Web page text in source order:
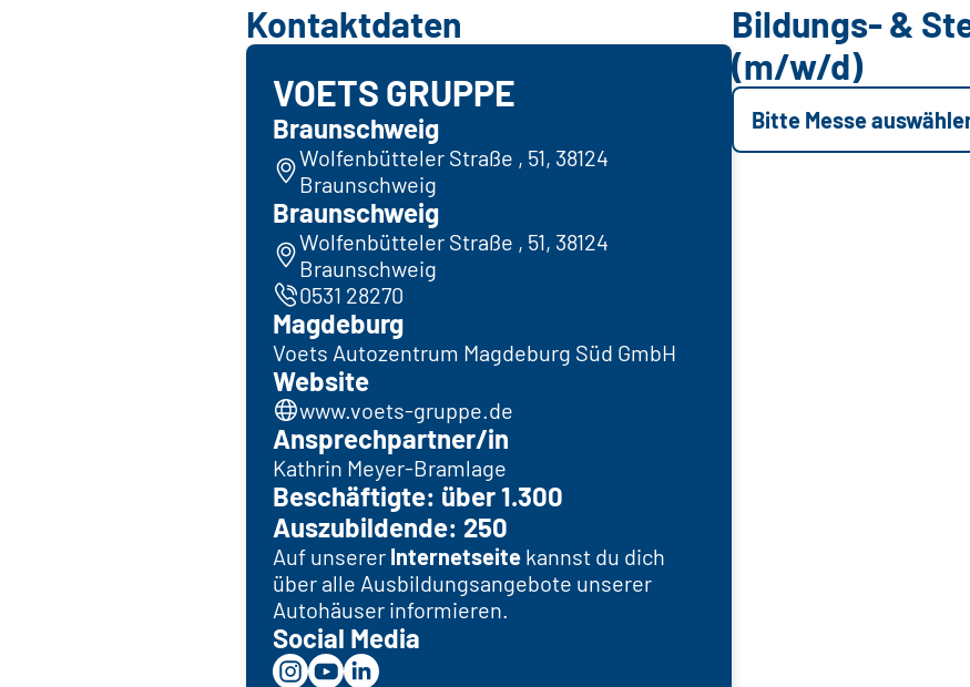
Kontaktdaten
VOETS GRUPPE
Braunschweig
Wolfenbütteler Straße , 51, 38124
Braunschweig
Braunschweig
Wolfenbütteler Straße , 51, 38124
Braunschweig
0531 28270
Magdeburg
Voets Autozentrum Magdeburg Süd GmbH
Website
www.voets-gruppe.de
Ansprechpartner/in
Kathrin Meyer-Bramlage
Beschäftigte: über 1.300
Auszubildende: 250
Auf unserer Internetseite kannst du dich
über alle Ausbildungsangebote unserer
Autohäuser informieren.
Social Media
Bildungs- &
(m/w/d)
Bitte Messe